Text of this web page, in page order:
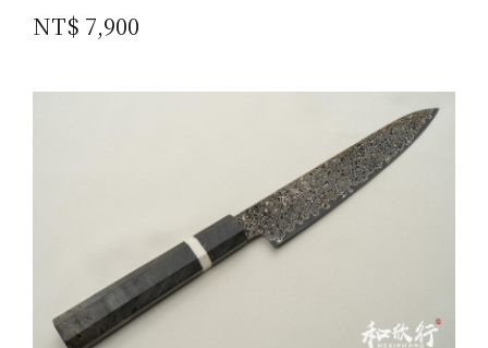
NT$ 7,900